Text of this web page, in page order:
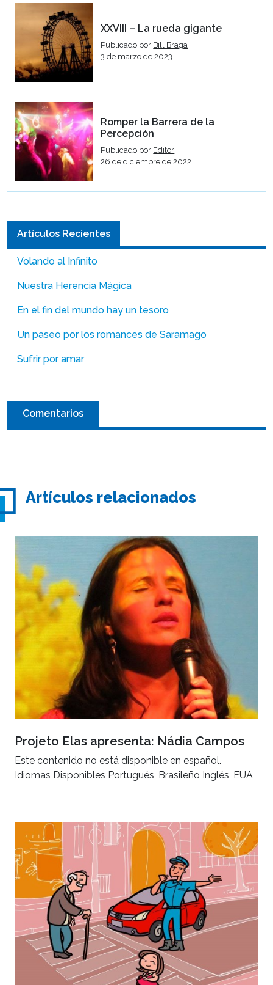
XXVIII – La rueda gigante
Publicado por Bill Braga
3 de marzo de 2023
Romper la Barrera de la
Percepción
Publicado por Editor
26 de diciembre de 2022
Artículos Recientes
Volando al Infinito
Nuestra Herencia Mágica
En el fin del mundo hay un tesoro
Un paseo por los romances de Saramago
Sufrir por amar
Comentarios
Artículos relacionados
Projeto Elas apresenta: Nádia Campos
Este contenido no está disponible en español.
Idiomas Disponibles Portugués, Brasileño Inglés, EUA